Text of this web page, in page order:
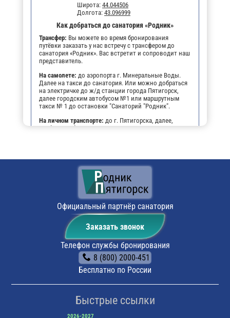
Широта: 44.044506
Долгота: 43.096999
Как добраться до санатория «Родник»
Трансфер: Вы можете во время бронирования
путёвки заказать у нас встречу с трансфером до
санатория «Родник». Вас встретит и сопроводит наш
представитель.
На самолете: до аэропорта г. Минеральные Воды.
Далее на такси до санатория. Или можно добраться
на электричке до ж/д станции города Пятигорск,
далее городским автобусом №1 или маршрутным
такси № 1 до остановки "Санаторий "Родник".
На личном транспорте: до г. Пятигорска, далее,
чтобы не заблудиться, можно воспользоваться
Официальный партнёр санатория
Заказать звонок
Телефон службы бронирования
8 (800) 2000-451
Бесплатно по России
Быстрые ссылки